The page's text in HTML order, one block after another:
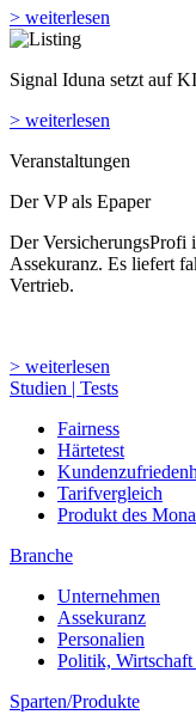
> weiterlesen
Signal Iduna setzt auf
> weiterlesen
Veranstaltungen
Der VP als Epaper
Der VersicherungsProfi
Assekuranz. Es liefert
Vertrieb.
> weiterlesen
Studien | Tests
Fairness
Härtetest
Tarifvergleich
Produkt des
Branche
Unternehmen
Assekuranz
Personalien
Politik, Wirtschaft
Sparten/Produkte